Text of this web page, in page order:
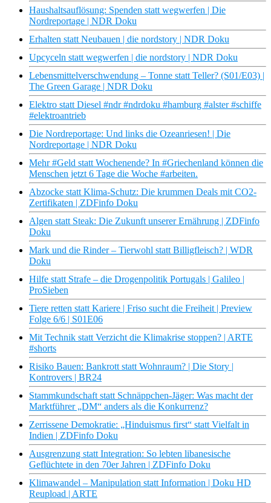
Haushaltsauflösung: Spenden statt wegwerfen | Die
Nordreportage | NDR Doku
Erhalten statt Neubauen | die nordstory | NDR Doku
Upcyceln statt wegwerfen | die nordstory | NDR Doku
Lebensmittelverschwendung – Tonne statt Teller? (S01/E03) |
The Green Garage | NDR Doku
Elektro statt Diesel #ndr #ndrdoku #hamburg #alster #schiffe
#elektroantrieb
Die Nordreportage: Und links die Ozeanriesen! | Die
Nordreportage | NDR Doku
Mehr #Geld statt Wochenende? In #Griechenland können die
Menschen jetzt 6 Tage die Woche #arbeiten.
Abzocke statt Klima-Schutz: Die krummen Deals mit CO2-
Zertifikaten | ZDFinfo Doku
Algen statt Steak: Die Zukunft unserer Ernährung | ZDFinfo
Doku
Mark und die Rinder – Tierwohl statt Billigfleisch? | WDR
Doku
Hilfe statt Strafe – die Drogenpolitik Portugals | Galileo |
ProSieben
Tiere retten statt Kariere | Friso sucht die Freiheit | Preview
Folge 6/6 | S01E06
Mit Technik statt Verzicht die Klimakrise stoppen? | ARTE
#shorts
Risiko Bauen: Bankrott statt Wohnraum? | Die Story |
Kontrovers | BR24
Stammkundschaft statt Schnäppchen-Jäger: Was macht der
Marktführer „DM“ anders als die Konkurrenz?
Zerrissene Demokratie: „Hinduismus first“ statt Vielfalt in
Indien | ZDFinfo Doku
Ausgrenzung statt Integration: So lebten libanesische
Geflüchtete in den 70er Jahren | ZDFinfo Doku
Klimawandel – Manipulation statt Information | Doku HD
Reupload | ARTE